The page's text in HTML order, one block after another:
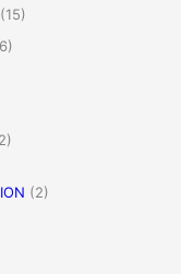
(15)
(2)